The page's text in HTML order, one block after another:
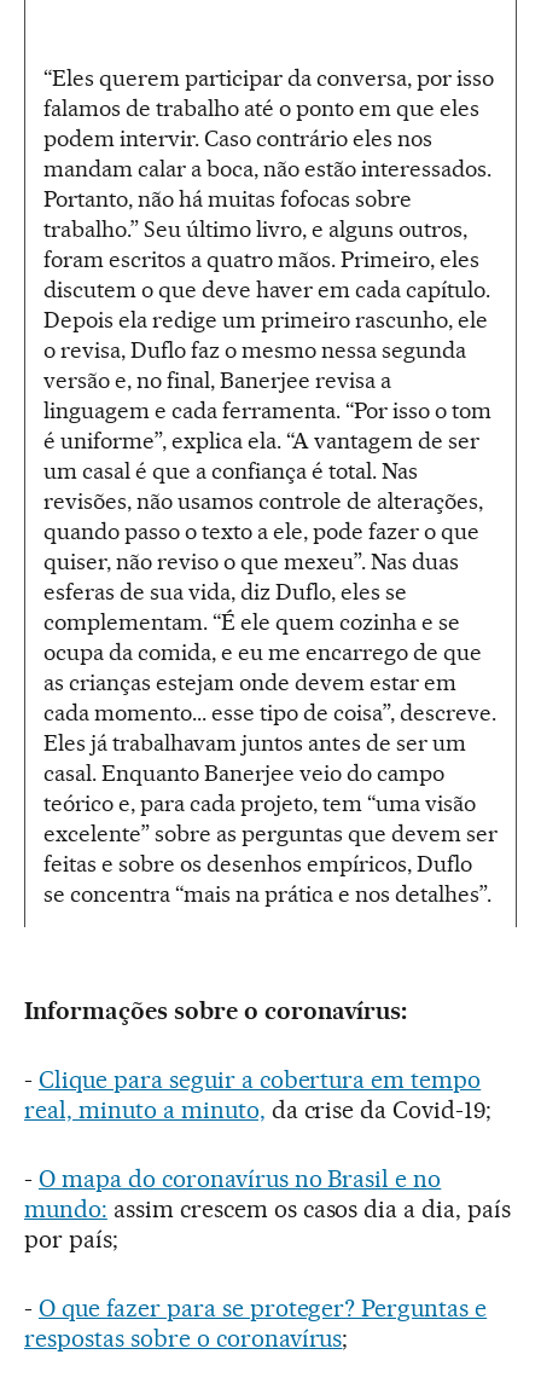
“Eles querem participar da conversa, por isso
falamos de trabalho até o ponto em que eles
podem intervir. Caso contrário eles nos
mandam calar a boca, não estão interessados.
Portanto, não há muitas fofocas sobre
trabalho.” Seu último livro, e alguns outros,
foram escritos a quatro mãos. Primeiro, eles
discutem o que deve haver em cada capítulo.
Depois ela redige um primeiro rascunho, ele
o revisa, Duflo faz o mesmo nessa segunda
versão e, no final, Banerjee revisa a
linguagem e cada ferramenta. “Por isso o tom
é uniforme”, explica ela. “A vantagem de ser
um casal é que a confiança é total. Nas
revisões, não usamos controle de alterações,
quando passo o texto a ele, pode fazer o que
quiser, não reviso o que mexeu”. Nas duas
esferas de sua vida, diz Duflo, eles se
complementam. “É ele quem cozinha e se
ocupa da comida, e eu me encarrego de que
as crianças estejam onde devem estar em
cada momento... esse tipo de coisa”, descreve.
Eles já trabalhavam juntos antes de ser um
casal. Enquanto Banerjee veio do campo
teórico e, para cada projeto, tem “uma visão
excelente” sobre as perguntas que devem ser
feitas e sobre os desenhos empíricos, Duflo
se concentra “mais na prática e nos detalhes”.
Informações sobre o coronavírus:
- Clique para seguir a cobertura em tempo
real, minuto a minuto, da crise da Covid-19;
- O mapa do coronavírus no Brasil e no
mundo: assim crescem os casos dia a dia, país
por país;
- O que fazer para se proteger? Perguntas e
respostas sobre o coronavírus;